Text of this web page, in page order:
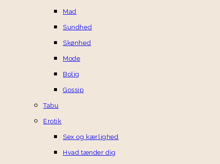
Mad
Sundhed
Skønhed
Mode
Bolig
Gossip
Tabu
Erotik
Sex og kærlighed
Hvad tænder dig